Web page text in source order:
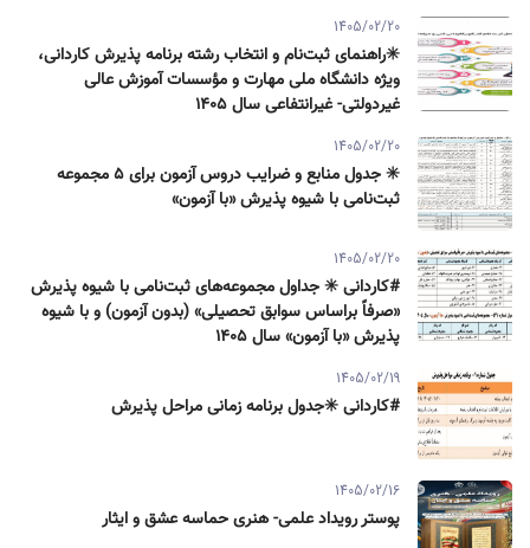
1405/02/20
✳️راهنمای ثبت‌نام و انتخاب رشته برنامه پذیرش كاردانی،
ویژه دانشگاه ملی مهارت و مؤسسات آموزش عالی
غیردولتی- غیرانتفاعی سال ۱۴۰۵
1405/02/20
✳️ جدول منابع و ضرایب دروس آزمون برای ۵ مجموعه
ثبت‌نامی با شیوه پذیرش «با آزمون»
1405/02/20
#کاردانی ✳️ جداول مجموعه‌های ثبت‌نامی با شیوه پذیرش
«صرفاً براساس سوابق تحصیلی» (بدون آزمون) و با شیوه
پذیرش «با آزمون» سال ۱۴۰۵
1405/02/19
#کاردانی ✳️جدول برنامه زمانی مراحل پذیرش
1405/02/16
پوستر رویداد علمی- هنری حماسه عشق و ایثار